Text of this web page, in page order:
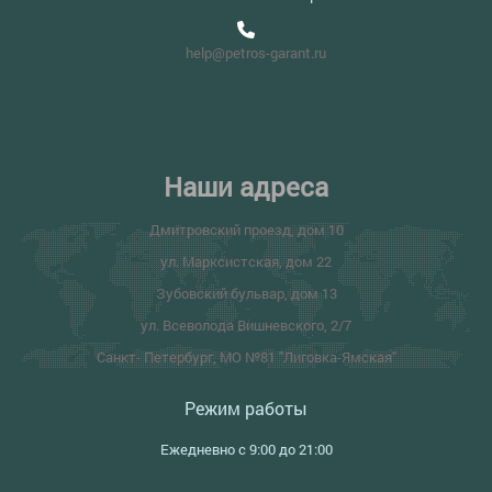
help@petros-garant.ru
Наши адреса
Дмитровский проезд, дом 10
ул. Марксистская, дом 22
Зубовский бульвар, дом 13
ул. Всеволода Вишневского, 2/7
Санкт- Петербург, МО №81 "Лиговка-Ямская"
Режим работы
Ежедневно с 9:00 до 21:00